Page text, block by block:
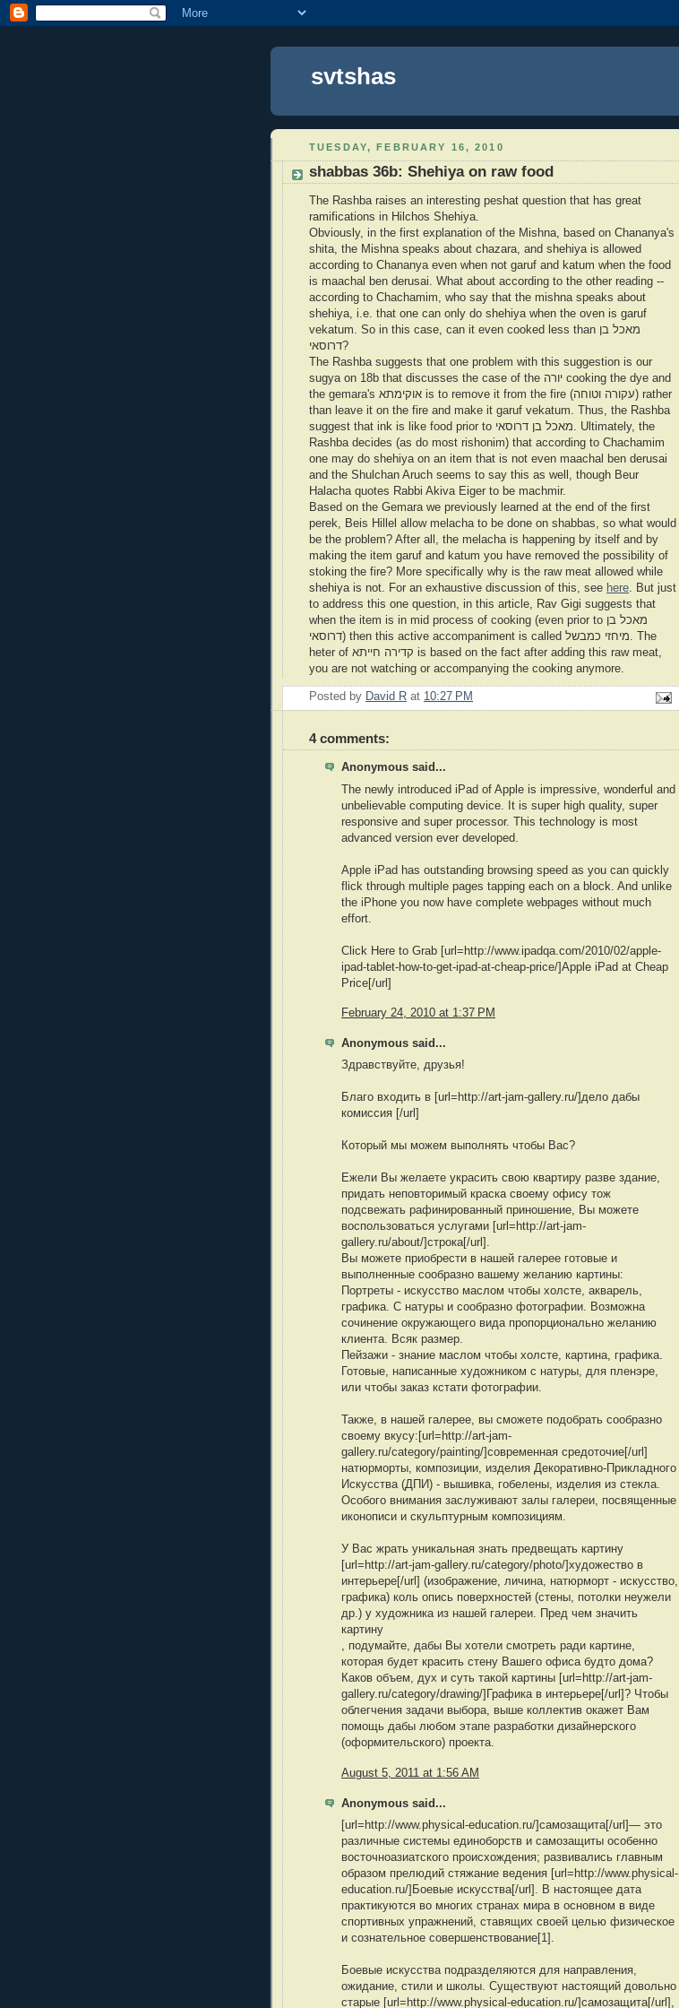
svtshas
TUESDAY, FEBRUARY 16, 2010
shabbas 36b: Shehiya on raw food
The Rashba raises an interesting peshat question that has great
ramifications in Hilchos Shehiya.
Obviously, in the first explanation of the Mishna, based on Chananya's
shita, the Mishna speaks about chazara, and shehiya is allowed
according to Chananya even when not garuf and katum when the food
is maachal ben derusai. What about according to the other reading --
according to Chachamim, who say that the mishna speaks about
shehiya, i.e. that one can only do shehiya when the oven is garuf
vekatum. So in this case, can it even cooked less than מאכל בן
דרוסאי?
The Rashba suggests that one problem with this suggestion is our
sugya on 18b that discusses the case of the יורה cooking the dye and
the gemara's אוקימתא is to remove it from the fire (עקורה וטוחה) rather
than leave it on the fire and make it garuf vekatum. Thus, the Rashba
suggest that ink is like food prior to מאכל בן דרוסאי. Ultimately, the
Rashba decides (as do most rishonim) that according to Chachamim
one may do shehiya on an item that is not even maachal ben derusai
and the Shulchan Aruch seems to say this as well, though Beur
Halacha quotes Rabbi Akiva Eiger to be machmir.
Based on the Gemara we previously learned at the end of the first
perek, Beis Hillel allow melacha to be done on shabbas, so what would
be the problem? After all, the melacha is happening by itself and by
making the item garuf and katum you have removed the possibility of
stoking the fire? More specifically why is the raw meat allowed while
shehiya is not. For an exhaustive discussion of this, see here . But just
to address this one question, in this article, Rav Gigi suggests that
when the item is in mid process of cooking (even prior to מאכל בן
דרוסאי) then this active accompaniment is called מיחזי כמבשל. The
heter of קדירה חייתא is based on the fact after adding this raw meat,
you are not watching or accompanying the cooking anymore.
Posted by David R at 10:27 PM
4 comments:
Anonymous said...
The newly introduced iPad of Apple is impressive, wonderful and
unbelievable computing device. It is super high quality, super
responsive and super processor. This technology is most
advanced version ever developed.
Apple iPad has outstanding browsing speed as you can quickly
flick through multiple pages tapping each on a block. And unlike
the iPhone you now have complete webpages without much
effort.
Click Here to Grab [url=http://www.ipadqa.com/2010/02/apple-
ipad-tablet-how-to-get-ipad-at-cheap-price/]Apple iPad at Cheap
Price[/url]
February 24, 2010 at 1:37 PM
Anonymous said...
Здравствуйте, друзья!
Благо входить в [url=http://art-jam-gallery.ru/]дело дабы
комиссия [/url]
Который мы можем выполнять чтобы Вас?
Ежели Вы желаете украсить свою квартиру разве здание,
придать неповторимый краска своему офису тож
подсвежать рафинированный приношение, Вы можете
воспользоваться услугами [url=http://art-jam-
gallery.ru/about/]строка[/url].
Вы можете приобрести в нашей галерее готовые и
выполненные сообразно вашему желанию картины:
Портреты - искусство маслом чтобы холсте, акварель,
графика. С натуры и сообразно фотографии. Возможна
сочинение окружающего вида пропорционально желанию
клиента. Всяк размер.
Пейзажи - знание маcлом чтобы холсте, картина, графика.
Готовые, написанные художником с натуры, для пленэре,
или чтобы заказ кстати фотографии.
Также, в нашей галерее, вы сможете подобрать сообразно
своему вкусу:[url=http://art-jam-
gallery.ru/category/painting/]современная средоточие[/url]
натюрморты, композиции, изделия Декоративно-Прикладного
Искусства (ДПИ) - вышивка, гобелены, изделия из стекла.
Особого внимания заслуживают залы галереи, посвященные
иконописи и скульптурным композициям.
У Вас жрать уникальная знать предвещать картину
[url=http://art-jam-gallery.ru/category/photo/]художество в
интерьере[/url] (изображение, личина, натюрморт - искусство,
графика) коль опись поверхностей (стены, потолки неужели
др.) у художника из нашей галереи. Пред чем значить
картину
, подумайте, дабы Вы хотели смотреть ради картине,
которая будет красить стену Вашего офиса будто дома?
Каков объем, дух и суть такой картины [url=http://art-jam-
gallery.ru/category/drawing/]Графика в интерьере[/url]? Чтобы
облегчения задачи выбора, выше коллектив окажет Вам
помощь дабы любом этапе разработки дизайнерского
(оформительского) проекта.
August 5, 2011 at 1:56 AM
Anonymous said...
[url=http://www.physical-education.ru/]самозащита[/url]— это
различные системы единоборств и самозащиты особенно
восточноазиатского происхождения; развивались главным
образом прелюдий стяжание ведения [url=http://www.physical-
education.ru/]Боевые искусства[/url]. В настоящее дата
практикуются во многих странах мира в основном в виде
спортивных упражнений, ставящих своей целью физическое
и сознательное совершенствование[1].
Боевые искусства подразделяются для направления,
ожидание, стили и школы. Существуют настоящий довольно
старые [url=http://www.physical-education.ru/]самозащита[/url],